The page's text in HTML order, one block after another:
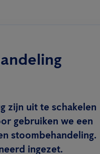
zijn uit te schakelen
gebruiken we een
stoombehandeling.
ingezet.